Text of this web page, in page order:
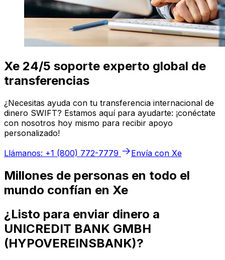
Xe 24/5 soporte experto global de
transferencias
¿Necesitas ayuda con tu transferencia internacional de
dinero SWIFT? Estamos aquí para ayudarte: ¡conéctate
con nosotros hoy mismo para recibir apoyo
personalizado!
Llámanos: +1 (800) 772-7779
Envía con Xe
Millones de personas en todo el
mundo confían en Xe
¿Listo para enviar dinero a
UNICREDIT BANK GMBH
(HYPOVEREINSBANK)?